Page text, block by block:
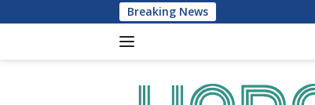
to
Breaking News